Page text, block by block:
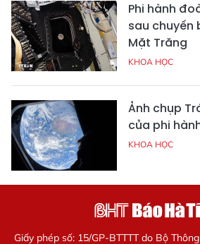
Phi hành
sau chuyến
Mặt Trăng
KHOA HỌC
Ảnh chụp
của phi
KHOA HỌC
Giấy phép số: 15/GP-BTTTT do Bộ